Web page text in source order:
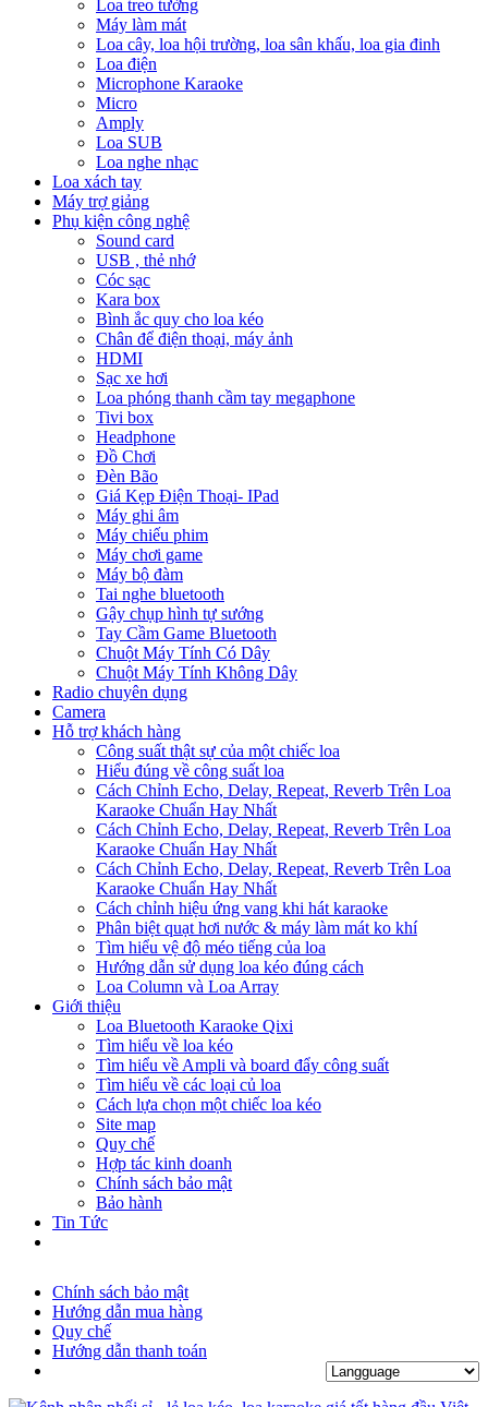
Loa treo tường
Máy làm mát
Loa cây, loa hội trường, loa sân khấu, loa gia đinh
Loa điện
Microphone Karaoke
Micro
Amply
Loa SUB
Loa nghe nhạc
Loa xách tay
Máy trợ giảng
Phụ kiện công nghệ
Sound card
USB , thẻ nhớ
Cóc sạc
Kara box
Bình ắc quy cho loa kéo
Chân để điện thoại, máy ảnh
HDMI
Sạc xe hơi
Loa phóng thanh cầm tay megaphone
Tivi box
Headphone
Đồ Chơi
Đèn Bão
Giá Kẹp Điện Thoại- IPad
Máy ghi âm
Máy chiếu phim
Máy chơi game
Máy bộ đàm
Tai nghe bluetooth
Gậy chụp hình tự sướng
Tay Cầm Game Bluetooth
Chuột Máy Tính Có Dây
Chuột Máy Tính Không Dây
Radio chuyên dụng
Camera
Hỗ trợ khách hàng
Công suất thật sự của một chiếc loa
Hiểu đúng về công suất loa
Cách Chỉnh Echo, Delay, Repeat, Reverb Trên Loa
Karaoke Chuẩn Hay Nhất
Cách Chỉnh Echo, Delay, Repeat, Reverb Trên Loa
Karaoke Chuẩn Hay Nhất
Cách Chỉnh Echo, Delay, Repeat, Reverb Trên Loa
Karaoke Chuẩn Hay Nhất
Cách chỉnh hiệu ứng vang khi hát karaoke
Phân biệt quạt hơi nước & máy làm mát ko khí
Tìm hiểu vệ độ méo tiếng của loa
Hướng dẫn sử dụng loa kéo đúng cách
Loa Column và Loa Array
Giới thiệu
Loa Bluetooth Karaoke Qixi
Tìm hiểu về loa kéo
Tìm hiểu về Ampli và board đẩy công suất
Tìm hiểu về các loại củ loa
Cách lựa chọn một chiếc loa kéo
Site map
Quy chế
Hợp tác kinh doanh
Chính sách bảo mật
Bảo hành
Tin Tức
Chính sách bảo mật
Hướng dẫn mua hàng
Quy chế
Hướng dẫn thanh toán